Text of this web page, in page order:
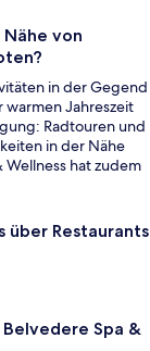
von
in der Gegend
Jahreszeit
Radtouren und
in der Nähe
hat zudem
über Restaurants
Spa &